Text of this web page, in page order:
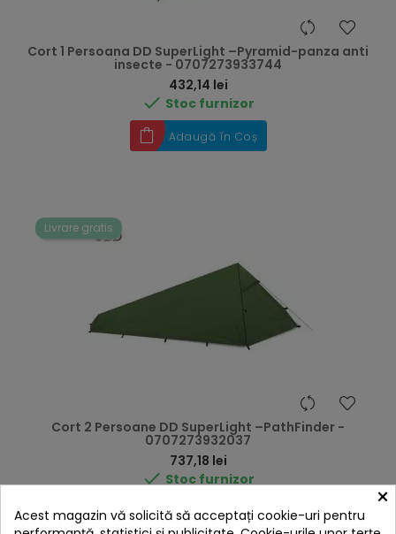
Cort 1 Persoana DD SuperLight –Pyramid-panza anti
insecte - 0707273933744
432,14 lei
 Stoc furnizor
Adaugă în Coș
Livrare gratis
Cort 2 Persoane DD SuperLight –PathFinder -
0707273932037
737,18 lei
 Stoc furnizor
Adaugă în Coș ×
Acest magazin vă solicită să acceptați cookie-uri pentru